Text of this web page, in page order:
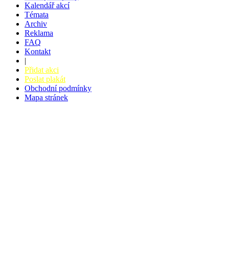
Kalendář akcí
Témata
Archiv
Reklama
FAQ
Kontakt
|
Přidat akci
Poslat plakát
Obchodní podmínky
Mapa stránek